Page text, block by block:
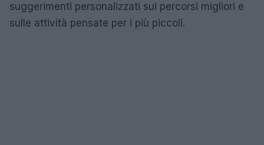
suggerimenti personalizzati sui percorsi migliori e
sulle attività pensate per i più piccoli.